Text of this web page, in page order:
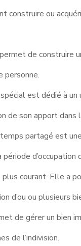
construire ou
de construire
personne.
est dédié à
de son apport
partagé est
courant. Elle a
d’ou ou plusieurs
de gérer un bien
de l’indivision.